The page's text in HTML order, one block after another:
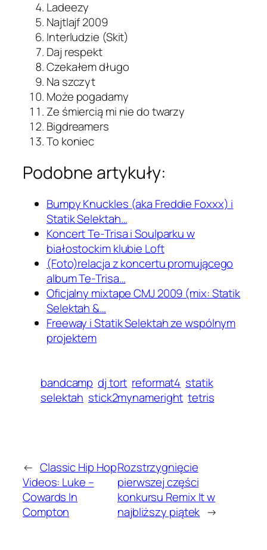
Ladeezy
Najtlajf 2009
Interludzie (Skit)
Daj respekt
Czekałem długo
Na szczyt
Może pogadamy
Ze śmiercią mi nie do twarzy
Bigdreamers
To koniec
Podobne artykuły:
Bumpy Knuckles (aka Freddie Foxxx) i
Statik Selektah…
Koncert Te-Trisa i Soulparku w
białostockim klubie Loft
(Foto)relacja z koncertu promującego
album Te-Trisa…
Oficjalny mixtape CMJ 2009 (mix: Statik
Selektah &…
Freeway i Statik Selektah ze wspólnym
projektem
bandcamp dj tort reformat4 statik
selektah stick2mynameright tetris
← Classic Hip Hop
Videos: Luke –
Cowards In
Compton
Rozstrzygnięcie
pierwszej części
konkursu Remix It w
najbliższy piątek →